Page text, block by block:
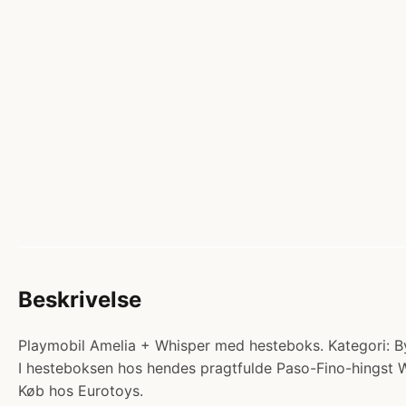
Beskrivelse
Playmobil Amelia + Whisper med hesteboks. Kategori:
I hesteboksen hos hendes pragtfulde Paso-Fino-
Køb hos Eurotoys.